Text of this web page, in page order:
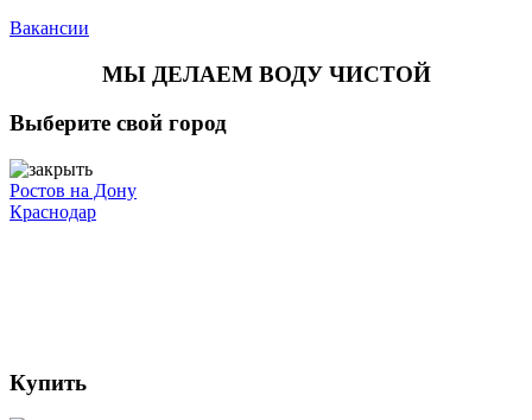
Вакансии
МЫ ДЕЛАЕМ ВОДУ ЧИСТОЙ
Выберите свой город
Ростов на Дону
Краснодар
Купить